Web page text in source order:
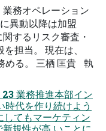
務オペレーション
異動以降は加盟
するリスク審査・
担当。 現在は、
める。 三栖 匡貴 執
業務推進本部イン
時代を作り続けよう
てもマーケティン
規性が高 いことに